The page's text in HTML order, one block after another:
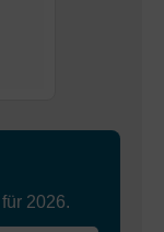
2026.